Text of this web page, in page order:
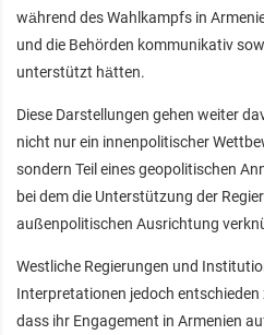
während des Wahlkampfs in
und die Behörden kommunikativ
unterstützt hätten.
Diese Darstellungen gehen weiter
nicht nur ein innenpolitischer
sondern Teil eines geopolitischen
bei dem die Unterstützung der
außenpolitischen Ausrichtung
Westliche Regierungen und
Interpretationen jedoch entschieden
dass ihr Engagement in Armenien